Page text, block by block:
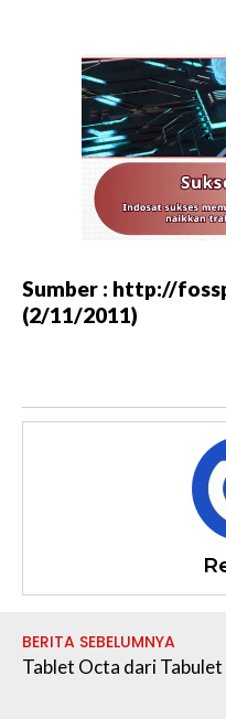
Sumber : http://
(2/11/2011)
BERITA SEBELUMNYA
Tablet Octa dari Tabulet